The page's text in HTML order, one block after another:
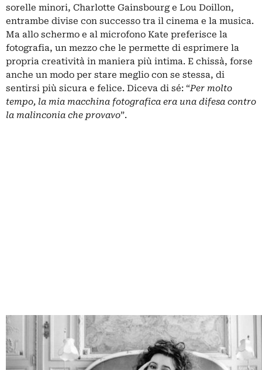
sorelle minori, Charlotte Gainsbourg e Lou Doillon,
entrambe divise con successo tra il cinema e la musica.
Ma allo schermo e al microfono Kate preferisce la
fotografia, un mezzo che le permette di esprimere la
propria creatività in maniera più intima. E chissà, forse
anche un modo per stare meglio con se stessa, di
sentirsi più sicura e felice. Diceva di sé: “Per molto
tempo, la mia macchina fotografica era una difesa contro
la malinconia che provavo”.